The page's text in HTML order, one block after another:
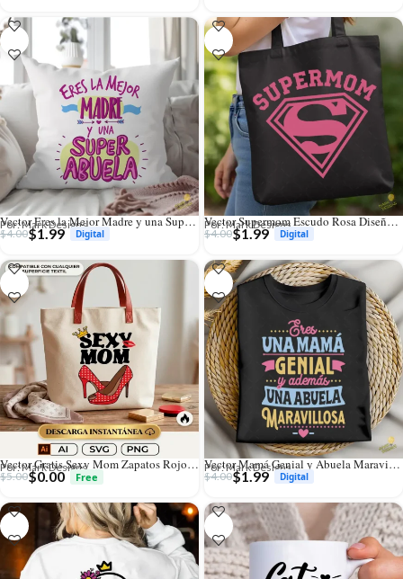
Vector Eres la Mejor Madre y una Super Abuela para Sublimación
Por: Mark Designs
$4.00$1.99
Vector Supermom Escudo Rosa Diseño para Sublimación y Vinilo
Por: Mark Designs
$4.00$1.99
Vector Gratis Sexy Mom Zapatos Rojos Diseño para Sublimación
Por: Mark Designs
$5.00$0.00
Vector Mamá Genial y Abuela Maravillosa para Sublimación
Por: Mark Designs
$4.00$1.99